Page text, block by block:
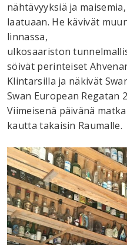
nähtävyyksiä ja
laatuaan. He kävivät
linnassa,
ulkosaariston
söivät perinteiset
Klintarsilla ja näkivät
Swan European Regatan
Viimeisenä päivänä
kautta takaisin Raumalle.